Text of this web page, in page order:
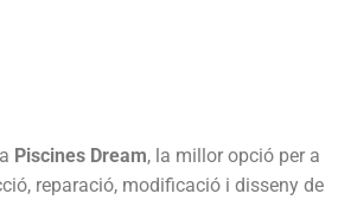
Piscines Dream, la millor opció per a
reparació, modificació i disseny de